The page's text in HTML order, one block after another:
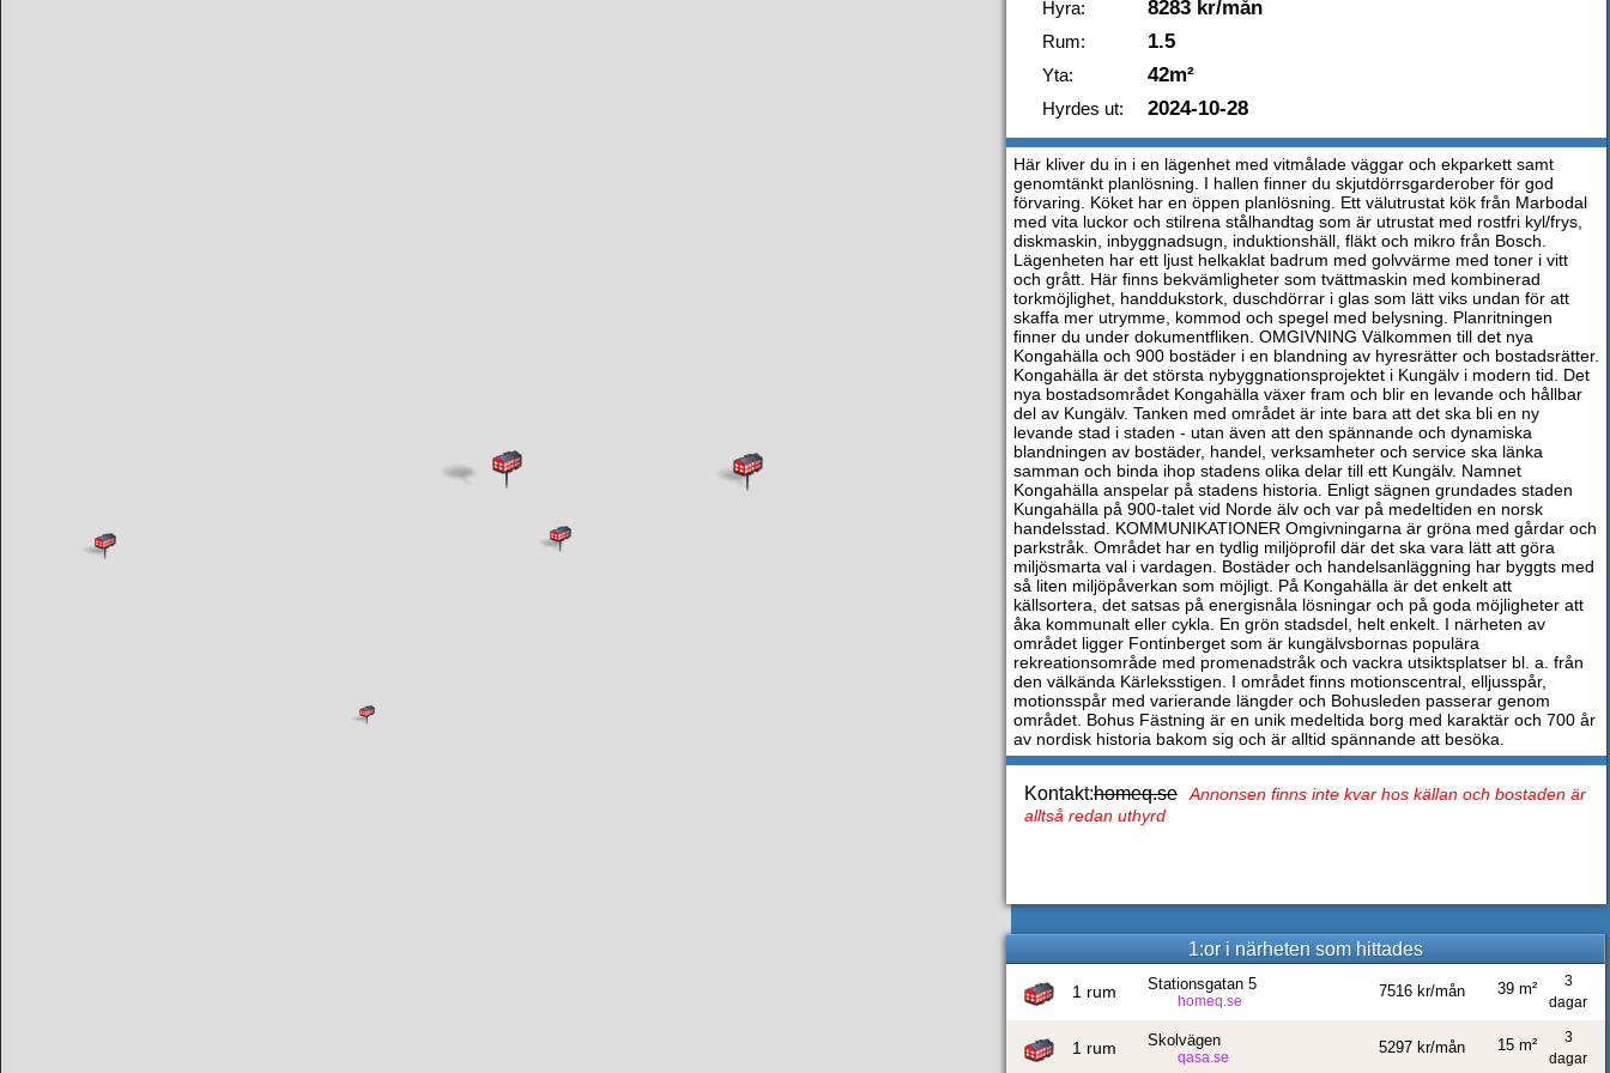
Hyra: 8283 kr/mån
Rum: 1.5
Yta: 42m²
Hyrdes ut: 2024-10-28
Här kliver du in i en lägenhet med vitmålade väggar och ekparkett samt
genomtänkt planlösning. I hallen finner du skjutdörrsgarderober för god
förvaring. Köket har en öppen planlösning. Ett välutrustat kök från Marbodal
med vita luckor och stilrena stålhandtag som är utrustat med rostfri kyl/frys,
diskmaskin, inbyggnadsugn, induktionshäll, fläkt och mikro från Bosch.
Lägenheten har ett ljust helkaklat badrum med golvvärme med toner i vitt
och grått. Här finns bekvämligheter som tvättmaskin med kombinerad
torkmöjlighet, handdukstork, duschdörrar i glas som lätt viks undan för att
skaffa mer utrymme, kommod och spegel med belysning. Planritningen
finner du under dokumentfliken. OMGIVNING Välkommen till det nya
Kongahälla och 900 bostäder i en blandning av hyresrätter och bostadsrätter.
Kongahälla är det största nybyggnationsprojektet i Kungälv i modern tid. Det
nya bostadsområdet Kongahälla växer fram och blir en levande och hållbar
del av Kungälv. Tanken med området är inte bara att det ska bli en ny
levande stad i staden - utan även att den spännande och dynamiska
blandningen av bostäder, handel, verksamheter och service ska länka
samman och binda ihop stadens olika delar till ett Kungälv. Namnet
Kongahälla anspelar på stadens historia. Enligt sägnen grundades staden
Kungahälla på 900-talet vid Norde älv och var på medeltiden en norsk
handelsstad. KOMMUNIKATIONER Omgivningarna är gröna med gårdar och
parkstråk. Området har en tydlig miljöprofil där det ska vara lätt att göra
miljösmarta val i vardagen. Bostäder och handelsanläggning har byggts med
så liten miljöpåverkan som möjligt. På Kongahälla är det enkelt att
källsortera, det satsas på energisnåla lösningar och på goda möjligheter att
åka kommunalt eller cykla. En grön stadsdel, helt enkelt. I närheten av
området ligger Fontinberget som är kungälvsbornas populära
rekreationsområde med promenadstråk och vackra utsiktsplatser bl. a. från
den välkända Kärleksstigen. I området finns motionscentral, elljusspår,
motionsspår med varierande längder och Bohusleden passerar genom
området. Bohus Fästning är en unik medeltida borg med karaktär och 700 år
av nordisk historia bakom sig och är alltid spännande att besöka.
Kontakt:homeq.se
Annonsen finns inte kvar hos källan och bostaden är
alltså redan uthyrd
1:or i närheten som hittades
1 rum Stationsgatan 5
homeq.se
7516 kr/mån
3
dagar
39 m²
1 rum Skolvägen
qasa.se
5297 kr/mån
3
dagar
15 m²